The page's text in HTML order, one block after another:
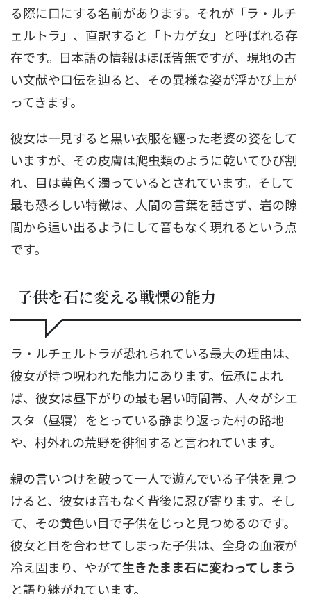
る際に口にする名前があります。それが「ラ・ルチ
ェルトラ」、直訳すると「トカゲ女」と呼ばれる存
在です。日本語の情報はほぼ皆無ですが、現地の古
い文献や口伝を辿ると、その異様な姿が浮かび上が
ってきます。
彼女は一見すると黒い衣服を纏った老婆の姿をして
いますが、その皮膚は爬虫類のように乾いてひび割
れ、目は黄色く濁っているとされています。そして
最も恐ろしい特徴は、人間の言葉を話さず、岩の隙
間から這い出るようにして音もなく現れるという点
です。
子供を石に変える戦慄の能力
ラ・ルチェルトラが恐れられている最大の理由は、
彼女が持つ呪われた能力にあります。伝承によれ
ば、彼女は昼下がりの最も暑い時間帯、人々がシエ
スタ（昼寝）をとっている静まり返った村の路地
や、村外れの荒野を徘徊すると言われています。
親の言いつけを破って一人で遊んでいる子供を見つ
けると、彼女は音もなく背後に忍び寄ります。そし
て、その黄色い目で子供をじっと見つめるのです。
彼女と目を合わせてしまった子供は、全身の血液が
冷え固まり、やがて生きたまま石に変わってしまう
と語り継がれています。